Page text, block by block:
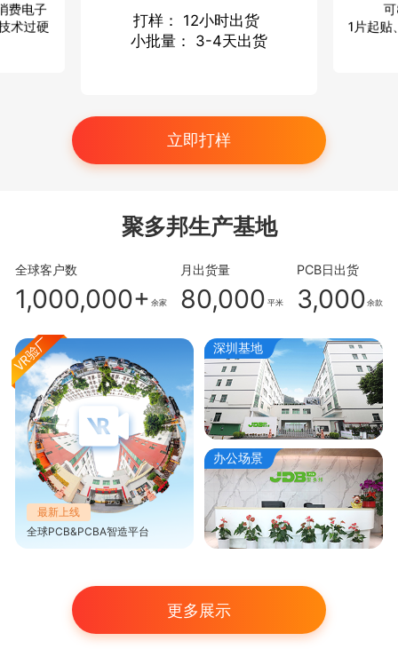
费电子
术过硬
打样： 12小时出货
小批量： 3-4天出货
1片起贴
立即打样
聚多邦生产基地
全球客户数
1,000,000+ 余家
月出货量
80,000 平米
PCB日出货
3,000 余款
最新上线
全球PCB&PCBA智造平台
深圳基地
办公场景
更多展示